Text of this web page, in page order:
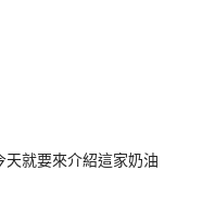
就要來介紹這家奶油